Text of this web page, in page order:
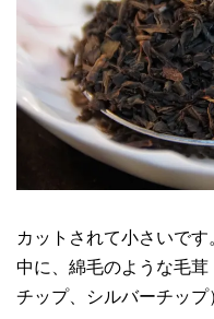
カットされて小さいです
中に、綿毛のような毛
チップ、シルバーチップ